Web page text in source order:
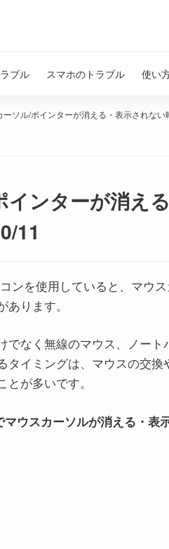
ブル スマホのトラブル 使い
ソル/ポインターが消える・表示されな
ンターが消え
11
ンを使用していると、マウ
ります。
でなく無線のマウス、ノー
タイミングは、マウスの交
が多いです。
ウスカーソルが消える・表